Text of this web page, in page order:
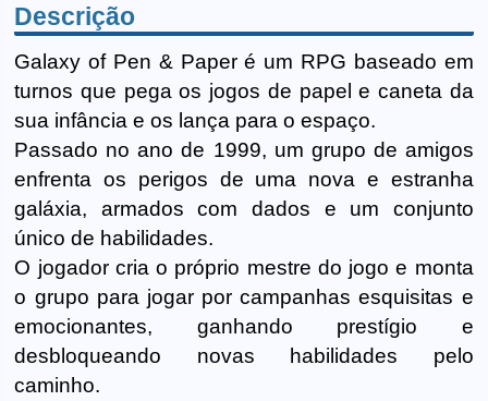
Descrição
Galaxy of Pen & Paper é um RPG baseado em
turnos que pega os jogos de papel e caneta da
sua infância e os lança para o espaço.
Passado no ano de 1999, um grupo de amigos
enfrenta os perigos de uma nova e estranha
galáxia, armados com dados e um conjunto
único de habilidades.
O jogador cria o próprio mestre do jogo e monta
o grupo para jogar por campanhas esquisitas e
emocionantes, ganhando prestígio e
desbloqueando novas habilidades pelo
caminho.